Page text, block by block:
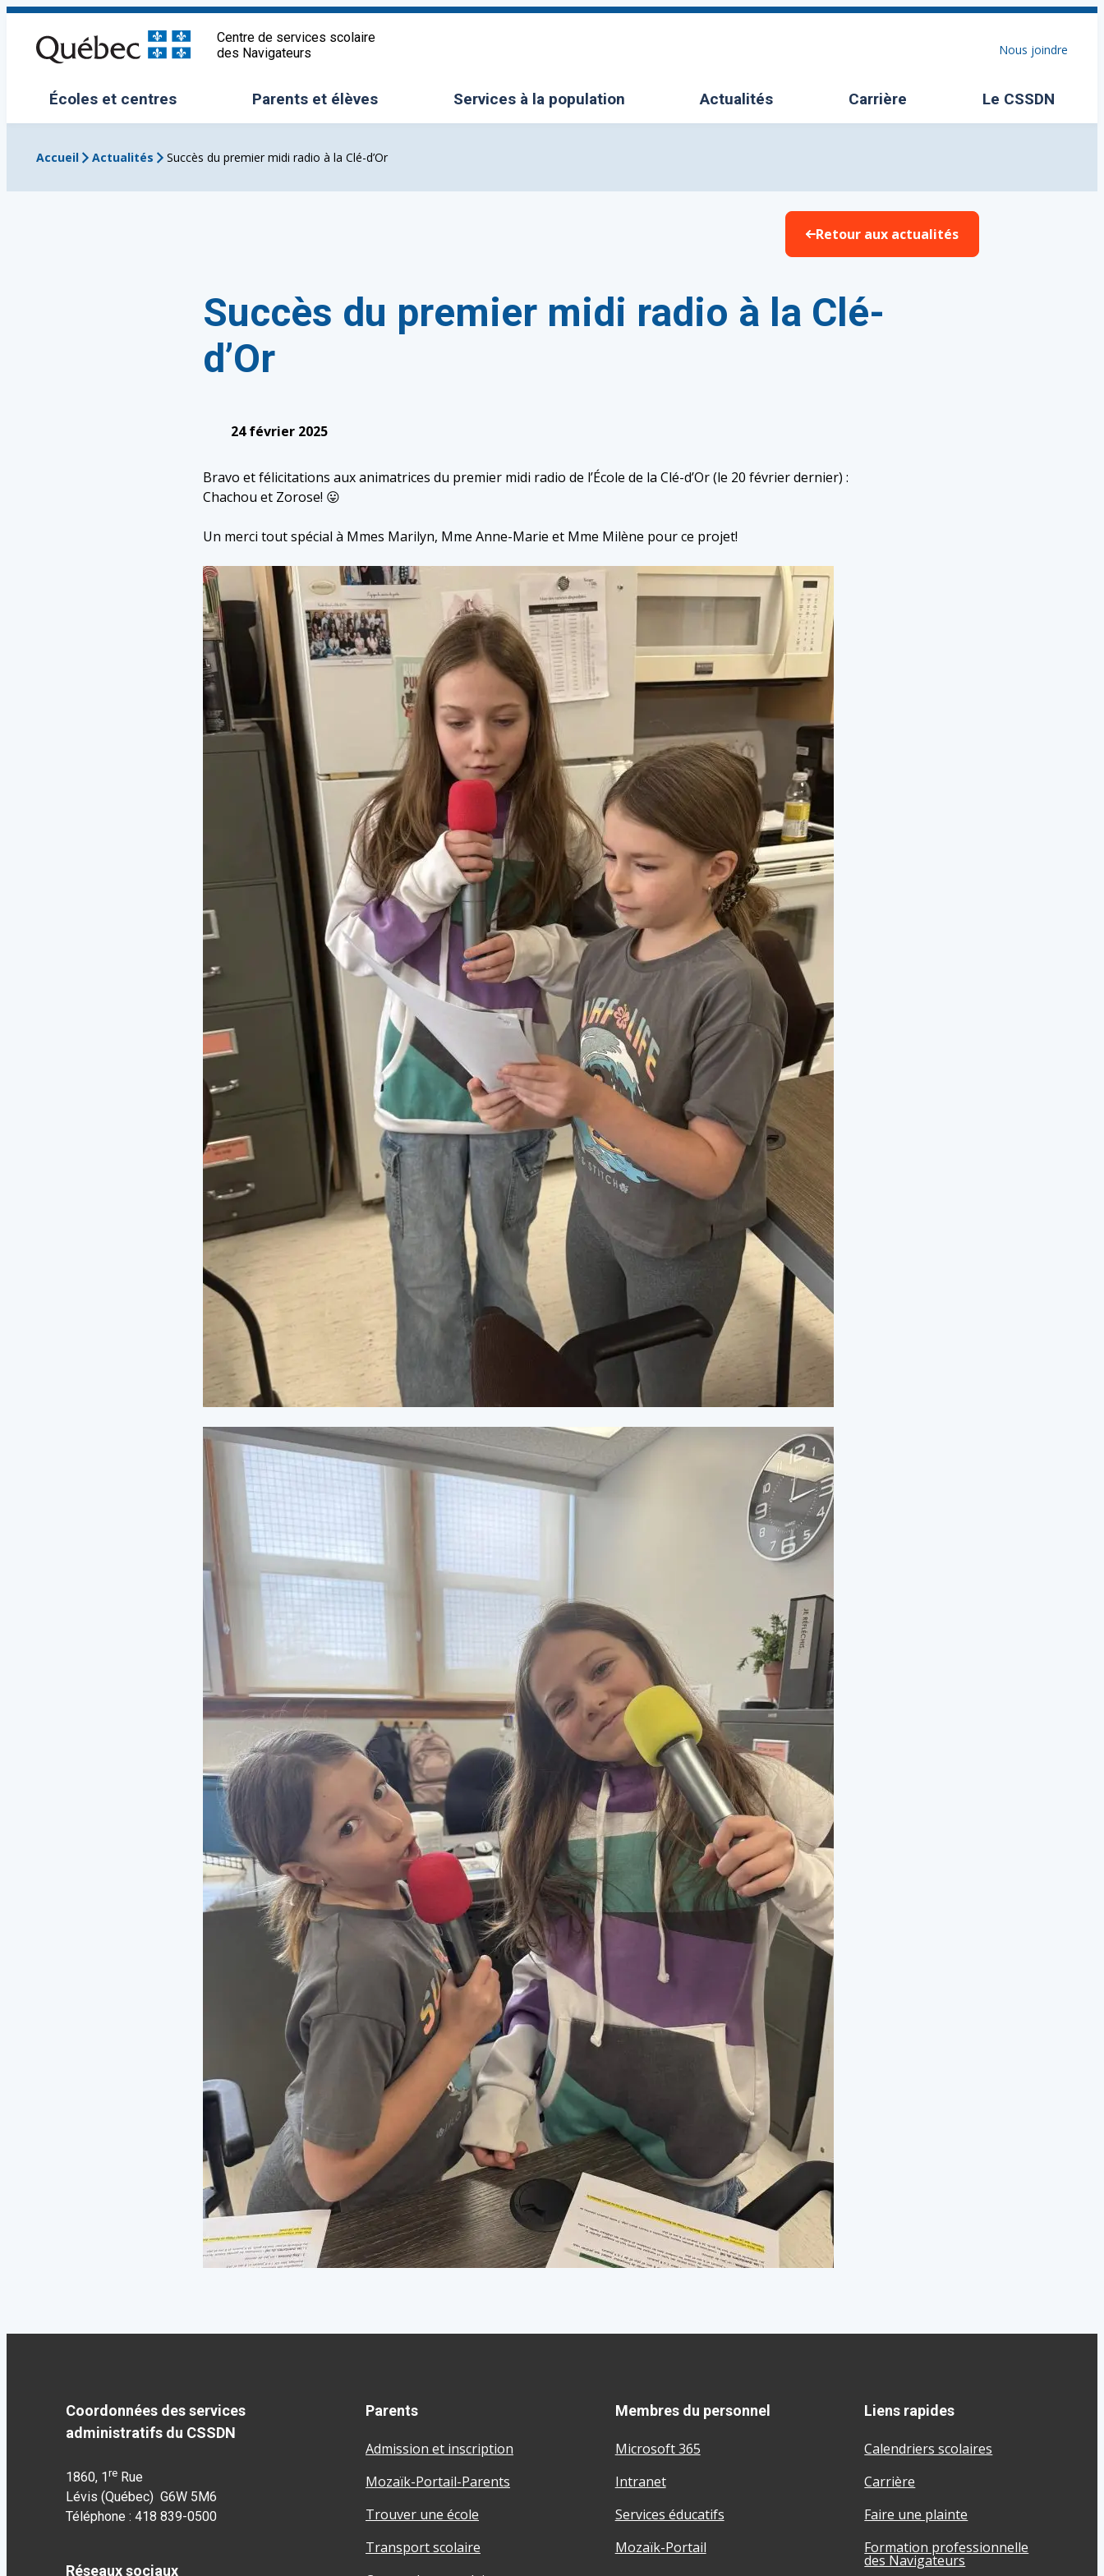
Aller
contenu
Centre de services scolaire
des Navigateurs
Nous joindre
Écoles et centres
Ouvrir/Fermer le sous-menu Parents et élèves
Ouvrir/Fermer le sous-menuServices à la population
Ouvrir/Fermer le sous-menu Actualités Carrière Le CSSDN
Ouvrir/Fermer
Accueil Actualités Succès du premier midi radio à la Clé-d’Or
Retour aux actualités
Succès du premier midi radio à la Clé-
d’Or
24 février 2025
Bravo et félicitations aux animatrices du premier midi radio de l’École de la Clé-d’Or (le 20 février dernier) :
Chachou et Zorose! 😛
Un merci tout spécial à Mmes Marilyn, Mme Anne-Marie et Mme Milène pour ce projet!
Coordonnées des services
administratifs du CSSDN
1860, 1 re Rue
Lévis (Québec) G6W 5M6
Téléphone : 418 839-0500
Réseaux sociaux
Parents
Admission et inscription
Mozaïk-Portail-Parents
Trouver une école
Transport scolaire
Membres du personnel
Microsoft 365
Intranet
Services éducatifs
Mozaïk-Portail
Liens rapides
Calendriers scolaires
Carrière
Faire une plainte
Formation professionnelle
des Navigateurs